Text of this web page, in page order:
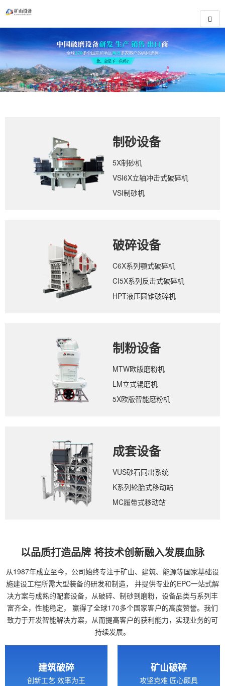
制砂设备
5X制砂机
VSI6X立轴冲击式破碎机
VSI制砂机
破碎设备
C6X系列颚式破碎机
CI5X系列反击式破碎机
HPT液压圆锥破碎机
制粉设备
MTW欧版磨粉机
LM立式辊磨机
5X欧版智能磨粉机
成套设备
VUS砂石同出系统
K系列轮胎式移动站
MC履带式移动站
以品质打造品牌 将技术创新融入发展血脉
从1987年成立至今，公司始终专注于矿山、建筑、能源等国家基础设
施建设工程所需大型装备的研发和制造，
并提供专业的EPC一站式解
决方案与成熟的配套设备，从破碎、制砂到磨粉，设备品类与系列丰
富齐全，性能稳定，
赢得了全球170多个国家客户的高度赞誉。我们
致力于开发智能解决方案，从而提高客户的获利能力，实现业务的可
持续发展。
建筑破碎
创新工艺 效率为王
矿山破碎
攻坚克难 匠心颇具